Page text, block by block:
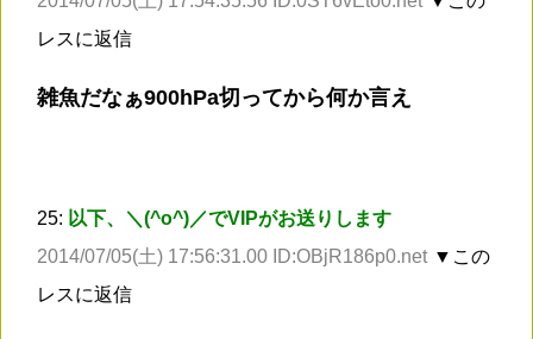
レスに返信
雑魚だなぁ900hPa切ってから何か言え
25: 以下、＼(^o^)／でVIPがお送りします
2014/07/05(土) 17:56:31.00 ID:OBjR186p0.net ▼この
レスに返信